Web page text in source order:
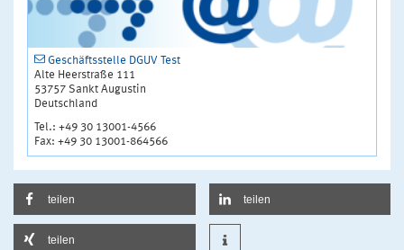
Geschäftsstelle DGUV Test
Alte Heerstraße 111
53757 Sankt Augustin
Deutschland
Tel.: +49 30 13001-4566
Fax: +49 30 13001-864566
teilen teilen
teilen